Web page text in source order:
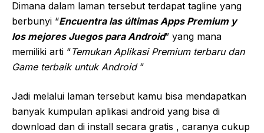
Dimana dalam laman tersebut terdapat tagline yang
berbunyi “Encuentra las últimas Apps Premium y
los mejores Juegos para Android” yang mana
memiliki arti “Temukan Aplikasi Premium terbaru dan
Game terbaik untuk Android “
Jadi melalui laman tersebut kamu bisa mendapatkan
banyak kumpulan aplikasi android yang bisa di
download dan di install secara gratis , caranya cukup